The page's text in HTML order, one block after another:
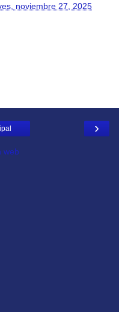
noviembre 27, 2025
›
web